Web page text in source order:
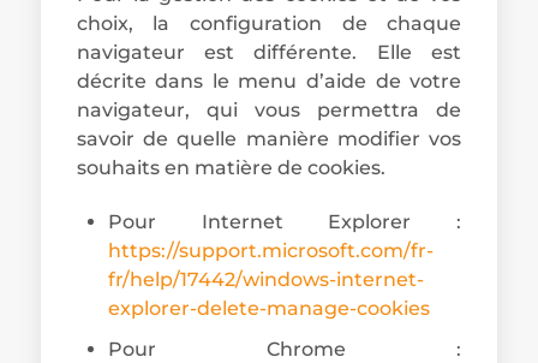
choix, la configuration de chaque
navigateur est différente. Elle est
décrite dans le menu d’aide de votre
navigateur, qui vous permettra de
savoir de quelle manière modifier vos
souhaits en matière de cookies.
Pour Internet Explorer :
https://support.microsoft.com/fr-
fr/help/17442/windows-internet-
explorer-delete-manage-cookies
Pour Chrome :